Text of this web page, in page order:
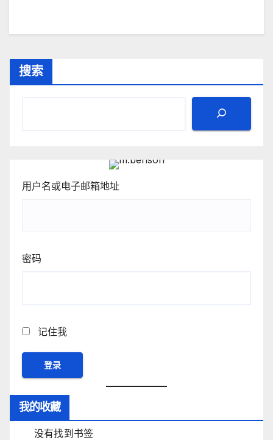
搜索
用户名或电子邮箱地址
密码
记住我
我的收藏
没有找到书签